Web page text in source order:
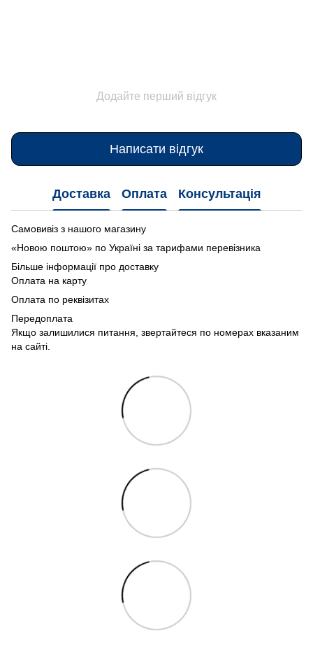
Додайте перший відгук
Написати відгук
Доставка Оплата Консультація
Самовивіз з нашого магазину
«Новою поштою» по Україні за тарифами перевізника
Більше інформації про доставку
Оплата на карту
Оплата по реквізитах
Передоплата
Якщо залишилися питання, звертайтеся по номерах вказаним
на сайті.